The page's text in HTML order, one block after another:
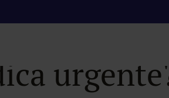
son los